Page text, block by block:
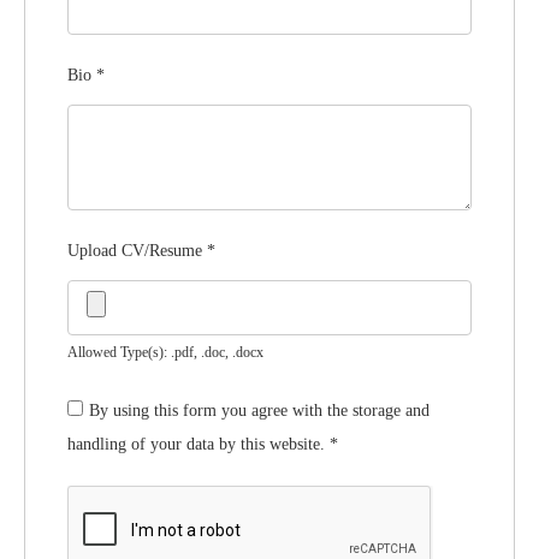
Bio *
Upload CV/Resume *
Allowed Type(s): .pdf, .doc, .docx
By using this form you agree with the storage and
handling of your data by this website. *